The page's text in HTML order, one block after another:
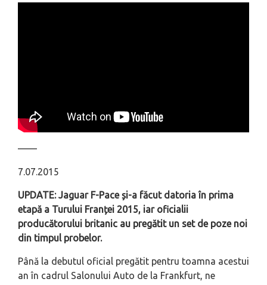
––––
7.07.2015
UPDATE: Jaguar F-Pace și-a făcut datoria în prima
etapă a Turului Franței 2015, iar oficialii
producătorului britanic au pregătit un set de poze noi
din timpul probelor.
Până la debutul oficial pregătit pentru toamna acestui
an în cadrul Salonului Auto de la Frankfurt, ne